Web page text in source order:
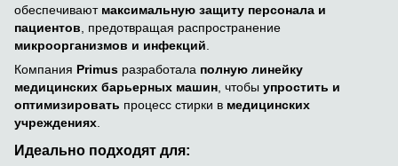
обеспечивают максимальную защиту персонала и
пациентов , предотвращая распространение
микроорганизмов и инфекций
Компания Primus разработала полную линейку
медицинских барьерных машин , чтобы упростить и
оптимизировать процесс стирки в медицинских
учреждениях
Идеально подходят для: